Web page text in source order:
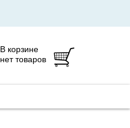
В корзине
нет товаров